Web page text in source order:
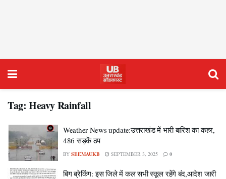
Tag: Heavy Rainfall
Weather News update:उत्तराखंड में भारी बारिश का कहर,
486 सड़कें ठप
BY SEEMAUKB SEPTEMBER 3, 2025 0
बिग ब्रेकिंग: इस जिले में कल सभी स्कूल रहेंगे बंद,आदेश जारी